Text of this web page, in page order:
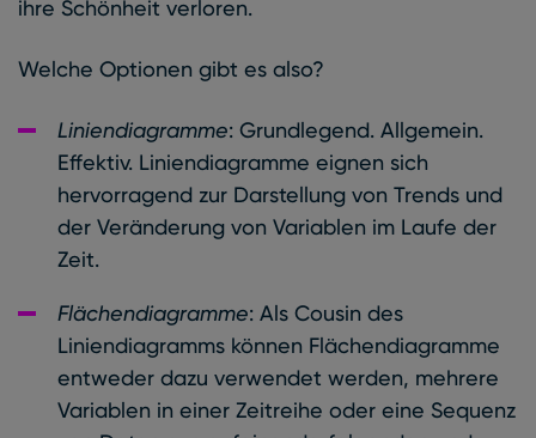
ihre Schönheit verloren.
Welche Optionen gibt es also?
Liniendiagramme: Grundlegend. Allgemein.
Effektiv. Liniendiagramme eignen sich
hervorragend zur Darstellung von Trends und
der Veränderung von Variablen im Laufe der
Zeit.
Flächendiagramme: Als Cousin des
Liniendiagramms können Flächendiagramme
entweder dazu verwendet werden, mehrere
Variablen in einer Zeitreihe oder eine Sequenz